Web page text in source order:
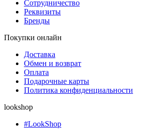
Сотрудничество
Реквизиты
Бренды
Покупки онлайн
Доставка
Обмен и возврат
Оплата
Подарочные карты
Политика конфиденциальности
lookshop
#LookShop